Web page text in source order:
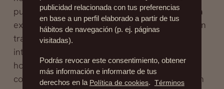
puede llevar asociada un aumento de vello. La
experiencia nos demuestra que es frecuente en
transexuales que se han sometido a una
intervención de cambio de sexo de mujer a
hombre, y también en personas que han
consumido anabolizantes. Nuestra intervención
publicidad relacionada con tus preferencias
en base a un perfil elaborado a partir de tus
hábitos de navegación (p. ej. páginas
visitadas).
Podrás revocar este consentimiento, obtener
más información e informarte de tus
derechos en la Política de cookies. Términos